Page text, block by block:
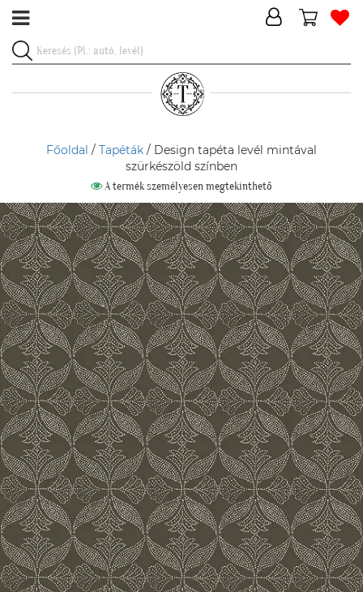
Főoldal / Tapéták / Design tapéta levél mintával
szürkészöld színben
A termék személyesen megtekinthető